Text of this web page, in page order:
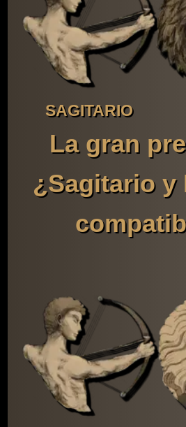
SAGITARIO
La gran
¿Sagitario y